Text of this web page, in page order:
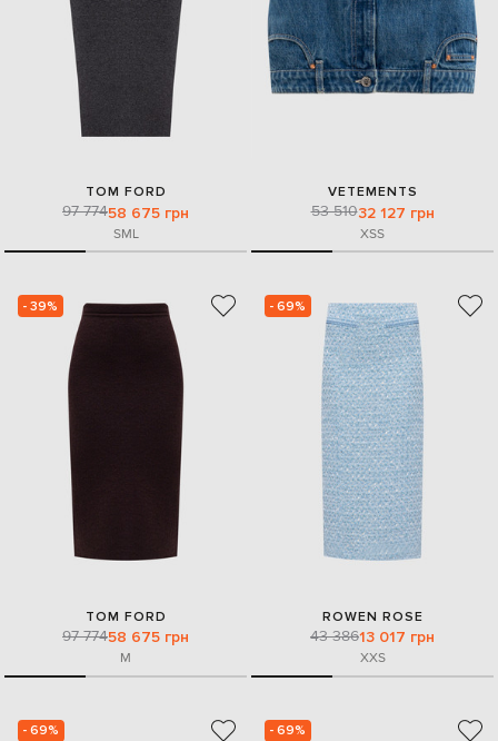
TOM FORD
97 77458 675 грн
SML
VETEMENTS
53 51032 127 грн
XSS
- 39%
TOM FORD
97 77458 675 грн
M
- 69%
ROWEN ROSE
43 38613 017 грн
XXS
- 69% - 69%